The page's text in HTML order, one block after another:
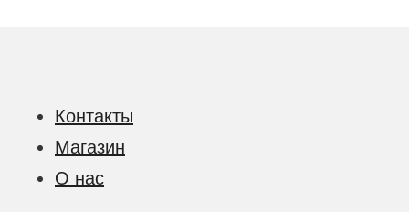
Контакты
Магазин
О нас